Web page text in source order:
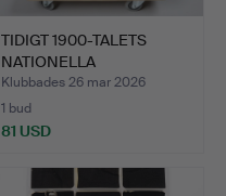
TIDIGT 1900-TALETS
NATIONELLA
TIDSINSPELAR…
Klubbades 26 mar 2026
1 bud
81 USD